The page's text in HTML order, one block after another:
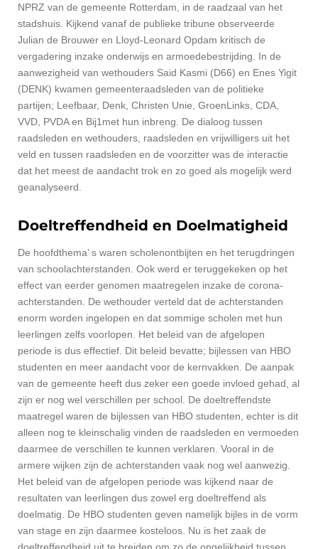
NPRZ van de gemeente Rotterdam, in de raadzaal van het
stadshuis. Kijkend vanaf de publieke tribune observeerde
Julian de Brouwer en Lloyd-Leonard Opdam kritisch de
vergadering inzake onderwijs en armoedebestrijding. In de
aanwezigheid van wethouders Said Kasmi (D66) en Enes Yigit
(DENK) kwamen gemeenteraadsleden van de politieke
partijen; Leefbaar, Denk, Christen Unie, GroenLinks, CDA,
VVD, PVDA en Bij1met hun inbreng. De dialoog tussen
raadsleden en wethouders, raadsleden en vrijwilligers uit het
veld en tussen raadsleden en de voorzitter was de interactie
dat het meest de aandacht trok en zo goed als mogelijk werd
geanalyseerd.
Doeltreffendheid en Doelmatigheid
De hoofdthema’ s waren scholenontbijten en het terugdringen
van schoolachterstanden. Ook werd er teruggekeken op het
effect van eerder genomen maatregelen inzake de corona-
achterstanden. De wethouder verteld dat de achterstanden
enorm worden ingelopen en dat sommige scholen met hun
leerlingen zelfs voorlopen. Het beleid van de afgelopen
periode is dus effectief. Dit beleid bevatte; bijlessen van HBO
studenten en meer aandacht voor de kernvakken. De aanpak
van de gemeente heeft dus zeker een goede invloed gehad, al
zijn er nog wel verschillen per school. De doeltreffendste
maatregel waren de bijlessen van HBO studenten, echter is dit
alleen nog te kleinschalig vinden de raadsleden en vermoeden
daarmee de verschillen te kunnen verklaren. Vooral in de
armere wijken zijn de achterstanden vaak nog wel aanwezig.
Het beleid van de afgelopen periode was kijkend naar de
resultaten van leerlingen dus zowel erg doeltreffend als
doelmatig. De HBO studenten geven namelijk bijles in de vorm
van stage en zijn daarmee kosteloos. Nu is het zaak de
doeltreffendheid uit te breiden om zo de ongelijkheid tussen